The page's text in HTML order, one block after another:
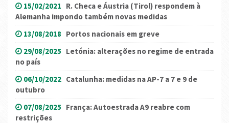
15/02/2021 R. Checa e Áustria (Tirol) respondem à
Alemanha impondo também novas medidas
13/08/2018 Portos nacionais em greve
29/08/2025 Letónia: alterações no regime de entrada
no país
06/10/2022 Catalunha: medidas na AP-7 a 7 e 9 de
outubro
07/08/2025 França: Autoestrada A9 reabre com
restrições